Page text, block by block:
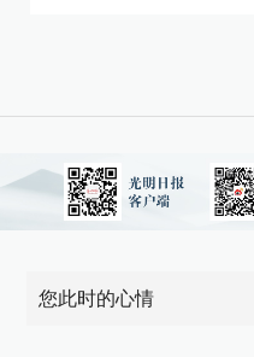
您此时的心情